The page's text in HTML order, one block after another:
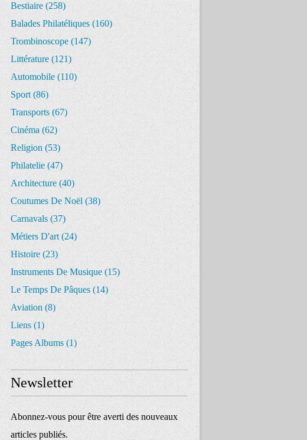
Bestiaire(258)
Balades Philatéliques(160)
Trombinoscope(147)
Littérature(121)
Automobile(110)
Sport(86)
Transports(67)
Cinéma(62)
Religion(53)
Philatelie(47)
Architecture(40)
Coutumes De Noël(38)
Carnavals(37)
Métiers D'art(24)
Histoire(23)
Instruments De Musique(15)
Le Temps De Pâques(14)
Aviation(8)
Liens(1)
Pages Albums(1)
Newsletter
Abonnez-vous pour être averti des nouveaux
articles publiés.